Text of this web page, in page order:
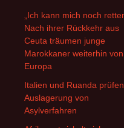
„Ich kann mich noch
Nach ihrer Rückkehr aus
Ceuta träumen junge
Marokkaner weiterhin von
Europa
Italien und Ruanda prüfen
Auslagerung von
Asylverfahren